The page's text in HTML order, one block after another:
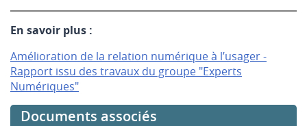
En savoir plus :
Amélioration de la relation numérique à l’usager -
Rapport issu des travaux du groupe "Experts
Numériques"
Documents associés